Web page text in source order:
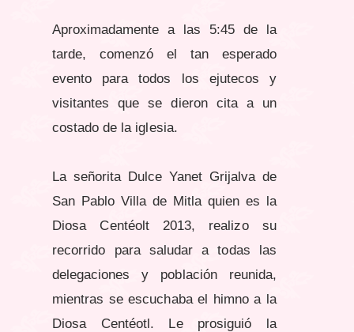
Aproximadamente a las 5:45 de la
tarde, comenzó el tan esperado
evento para todos los ejutecos y
visitantes que se dieron cita a un
costado de la iglesia.
La señorita Dulce Yanet Grijalva de
San Pablo Villa de Mitla quien es la
Diosa Centéolt 2013, realizo su
recorrido para saludar a todas las
delegaciones y población reunida,
mientras se escuchaba el himno a la
Diosa Centéotl. Le prosiguió la